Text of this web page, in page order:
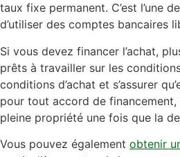
taux fixe permanent. C’est l’une
d’utiliser des comptes bancaires
Si vous devez financer l’achat,
prêts à travailler sur les
conditions d’achat et s’assurer
pour tout accord de
pleine propriété une fois que la
Vous pouvez également obtenir